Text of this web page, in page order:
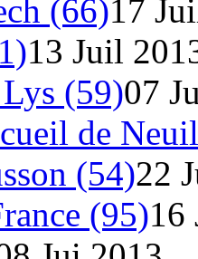
(66)17
13 Juil
(59)07
de
(54)22
(95)16